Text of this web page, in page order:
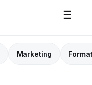
☰
Marketing